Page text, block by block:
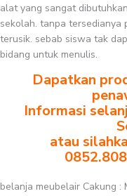
alat yang sangat
sekolah. tanpa tersedianya
terusik. sebab siswa tak
bidang untuk menulis.
Dapatkan
Informasi
atau
belanja meubelair Cakung